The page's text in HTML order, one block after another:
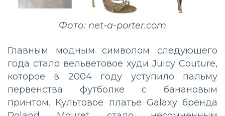
Фото: net-a-porter.com
Главным модным символом следующего
года стало вельветовое худи Juicy Couture,
которое в 2004 году уступило пальму
первенства футболке с банановым
принтом. Культовое платье Galaxy бренда